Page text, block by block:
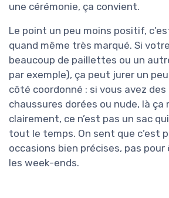
une cérémonie, ça convient.
Le point un peu moins positif,
quand même très marqué. Si
beaucoup de paillettes ou un
par exemple), ça peut jurer un
côté coordonné : si vous avez
chaussures dorées ou nude, là ça
clairement, ce n’est pas un sac
tout le temps. On sent que c’est
occasions bien précises, pas
les week-ends.